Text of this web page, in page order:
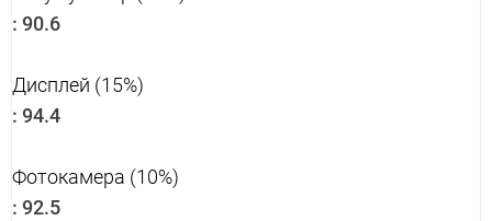
: 90.6
Дисплей (15%)
: 94.4
Фотокамера (10%)
: 92.5